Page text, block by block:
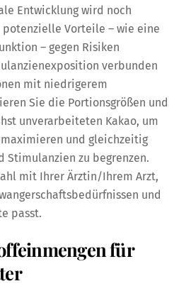
Entwicklung wird noch
Vorteile – wie eine
– gegen Risiken
verbunden
mit niedrigerem
Sie die Portionsgrößen und
unverarbeiteten Kakao, um
und gleichzeitig
Stimulanzien zu begrenzen.
mit Ihrer Ärztin/Ihrem Arzt,
und
passt.
für